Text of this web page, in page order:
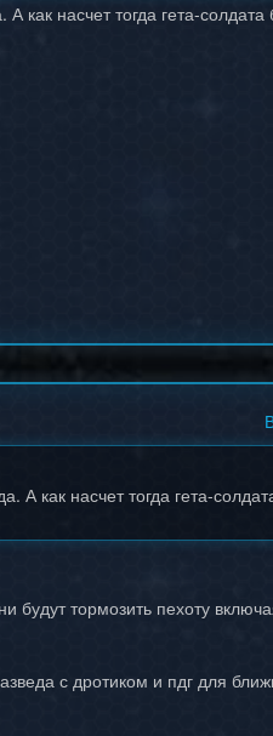
насчет тогда гета-
как насчет тогда гета-
будут тормозить пехоту
с дротиком и пдг для